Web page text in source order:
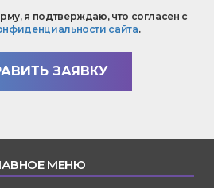
я подтверждаю, что согласен с
сайта.
ЗАЯВКУ
МЕНЮ